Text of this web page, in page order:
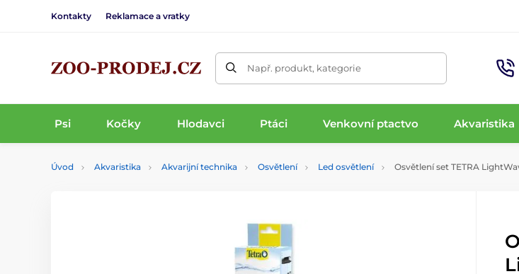
Kontakty Reklamace a vratky
Např. produkt, kategorie
Psi Kočky Hlodavci Ptáci Venkovní ptactvo Akvaristika
Úvod Akvaristika Akvarijní technika Osvětlení Led osvětlení Osvětlení set TETRA